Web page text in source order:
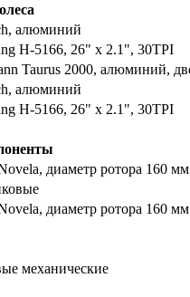
алюминий
H-5166, 26" x 2.1", 30TPI
Taurus 2000, алюминий,
алюминий
H-5166, 26" x 2.1", 30TPI
диаметр ротора 160 мм
диаметр ротора 160 мм
механические